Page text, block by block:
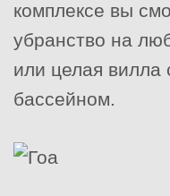
комплексе вы
убранство на
или целая вилла
бассейном.